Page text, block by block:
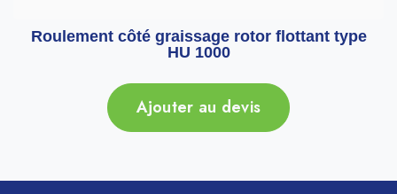
Roulement côté graissage rotor flottant type
HU 1000
Ajouter au devis